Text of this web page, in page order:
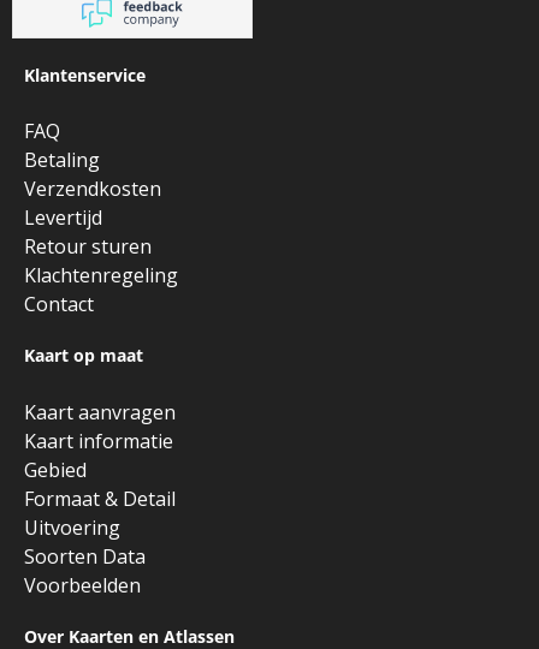
Klantenservice
FAQ
Betaling
Verzendkosten
Levertijd
Retour sturen
Klachtenregeling
Contact
Kaart op maat
Kaart aanvragen
Kaart informatie
Gebied
Formaat & Detail
Uitvoering
Soorten Data
Voorbeelden
Over Kaarten en Atlassen